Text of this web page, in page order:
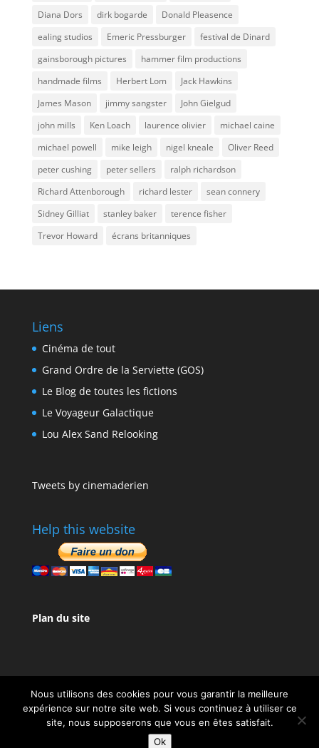
Diana Dors
dirk bogarde
Donald Pleasence
ealing studios
Emeric Pressburger
festival de Dinard
gainsborough pictures
hammer film productions
handmade films
Herbert Lom
Jack Hawkins
James Mason
jimmy sangster
John Gielgud
john mills
Ken Loach laurence olivier
michael caine
michael powell
mike leigh nigel kneale
Oliver Reed
peter cushing
peter sellers
ralph richardson
Richard Attenborough
richard lester
sean connery
Sidney Gilliat
stanley baker
terence fisher
Trevor Howard
écrans britanniques
Liens
Cinéma de tout
Grand Ordre de la Serviette (GOS)
Le Blog de toutes les fictions
Le Voyageur Galactique
Lou Alex Sand Relooking
Tweets by cinemaderien
Help this website
Plan du site
Design deElegant Themes| Propulsé par
WordPress
Nous utilisons des cookies pour vous garantir la meilleure
expérience sur notre site web. Si vous continuez à utiliser ce
site, nous supposerons que vous en êtes satisfait.
Ok